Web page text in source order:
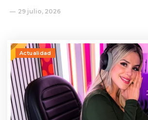
29 julio, 2026
Actualidad